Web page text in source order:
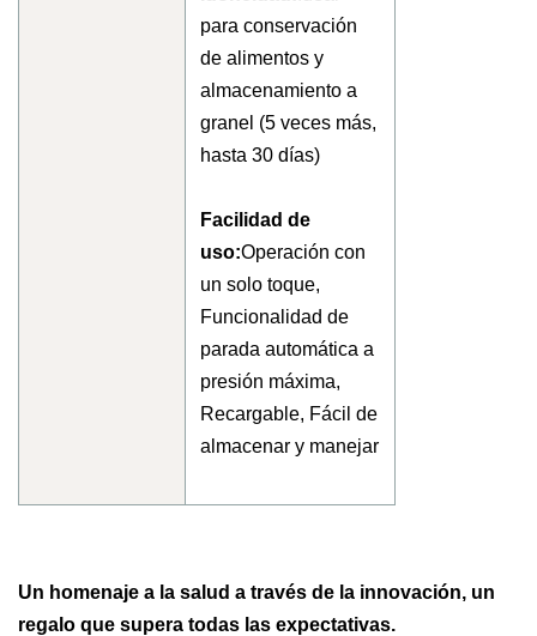
para conservación
de alimentos y
almacenamiento a
granel (5 veces más,
hasta 30 días)
Facilidad de
uso:Operación con
un solo toque,
Funcionalidad de
parada automática a
presión máxima,
Recargable, Fácil de
almacenar y manejar
Un homenaje a la salud a través de la innovación, un
regalo que supera todas las expectativas.